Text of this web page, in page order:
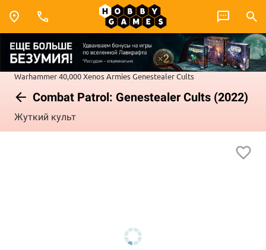
Warhammer 40,000Xenos ArmiesGenestealer Cults
Combat Patrol: Genestealer Cults (2022)
Жуткий культ